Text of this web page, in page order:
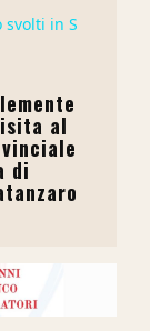
svolti in S
al
di